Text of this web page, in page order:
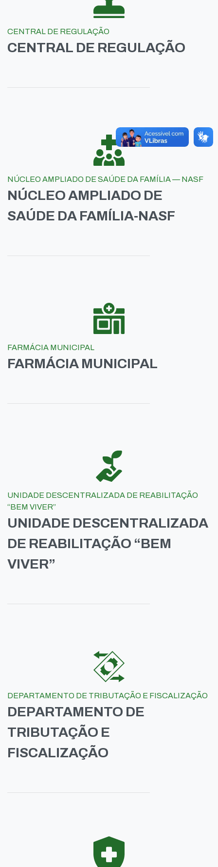
CENTRAL DE REGULAÇÃO
CENTRAL DE REGULAÇÃO
NÚCLEO AMPLIADO DE SAÚDE DA FAMÍLIA — NASF
NÚCLEO AMPLIADO DE
SAÚDE DA FAMÍLIA-NASF
FARMÁCIA MUNICIPAL
FARMÁCIA MUNICIPAL
UNIDADE DESCENTRALIZADA DE REABILITAÇÃO
“BEM VIVER”
UNIDADE DESCENTRALIZADA
DE REABILITAÇÃO “BEM
VIVER”
DEPARTAMENTO DE TRIBUTAÇÃO E FISCALIZAÇÃO
DEPARTAMENTO DE
TRIBUTAÇÃO E
FISCALIZAÇÃO